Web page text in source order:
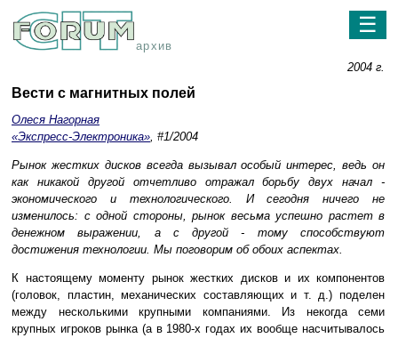
архив
☰
2004 г.
Вести с магнитных полей
Олеся Нагорная
«Экспресс-Электроника», #1/2004
Рынок жестких дисков всегда вызывал особый интерес, ведь он
как никакой другой отчетливо отражал борьбу двух начал -
экономического и технологического. И сегодня ничего не
изменилось: с одной стороны, рынок весьма успешно растет в
денежном выражении, а с другой - тому способствуют
достижения технологии. Мы поговорим об обоих аспектах.
К настоящему моменту рынок жестких дисков и их компонентов
(головок, пластин, механических составляющих и т. д.) поделен
между несколькими крупными компаниями. Из некогда семи
крупных игроков рынка (а в 1980-х годах их вообще насчитывалось